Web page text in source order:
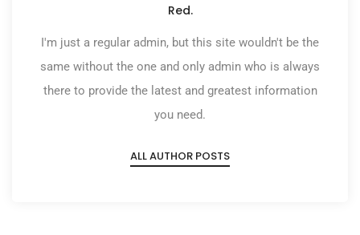
Red.
I'm just a regular admin, but this site wouldn't be the
same without the one and only admin who is always
there to provide the latest and greatest information
you need.
ALL AUTHOR POSTS